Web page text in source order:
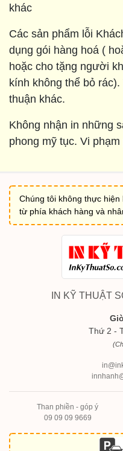
khác
Các sản phẩm lỗi
dụng gói hàng hoá (
hoặc cho tặng người
kính không thể bỏ
thuận khác.
Không nhận in những
phong mỹ tục. Vi
Chúng tôi không thực
từ phía khách hàng và
IN KỸ THUẬT
Thứ 2 -
Than phiền - góp ý
09 09 09 9669